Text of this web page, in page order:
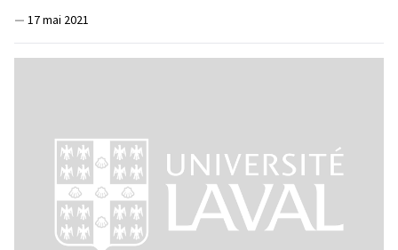
— 17 mai 2021